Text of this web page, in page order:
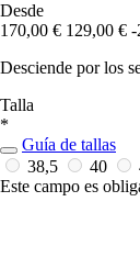
Desde
170,00 € 129,00 € -
Desciende por los
Talla
*
Guía de tallas
38,5
40
Este campo es